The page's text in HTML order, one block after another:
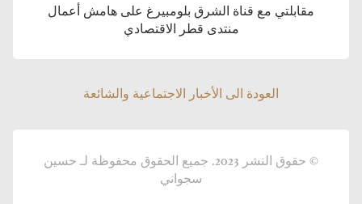
مقابلتي مع قناة الشرق بلومبيرغ على هامش أعمال
منتدى قطر الاقتصادي
العودة الى الأخبار الاجتماعية والشائعة
© حقوق النشر 2023. جميع الحقوق محفوظة لـ حسين
سجواني